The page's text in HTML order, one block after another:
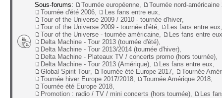
Sous-forums: Tournée européenne
Tournée nord-américaine
Tournée d'été 2006
Les fans entre eux
Tour of the Universe 2009 / 2010 - tournée d'hiver
Tour of the Universe 2009 - tournée d'été
Les fans entre eux
Tour of the Universe - tournée américaine
Les fans entre eux
Delta Machine - Tour 2013 (tournée d'été)
Delta Machine - Tour 2013/2014 (tournée d'hiver)
Delta Machine - Plateaux TV / concerts promo (hors tournée)
Delta Machine - Tour 2013 (Amérique)
Les fans entre eux
Global Spirit Tour
Tournée été Europe 2017
Tournée
Tournée hiver Europe 2017/2018
Tournée Amérique 2018
Tournée été Europe 2018
Promotion : radio / TV / mini concerts (hors tournée)
Les